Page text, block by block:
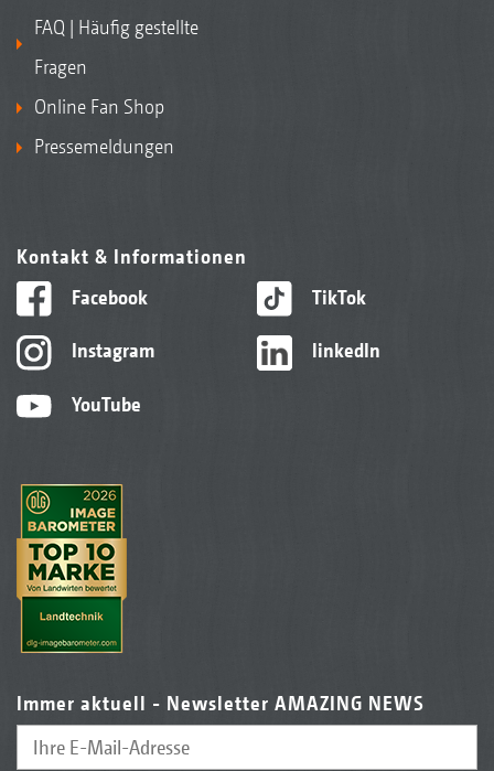
FAQ | Häufig gestellte
Fragen
Online Fan Shop
Pressemeldungen
Kontakt & Informationen
Facebook
Instagram
YouTube
TikTok
linkedIn
Immer aktuell - Newsletter AMAZING NEWS